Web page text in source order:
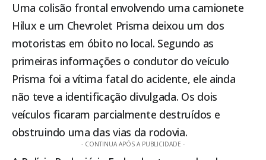
Uma colisão frontal envolvendo uma camionete
Hilux e um Chevrolet Prisma deixou um dos
motoristas em óbito no local. Segundo as
primeiras informações o condutor do veículo
Prisma foi a vítima fatal do acidente, ele ainda
não teve a identificação divulgada. Os dois
veículos ficaram parcialmente destruídos e
obstruindo uma das vias da rodovia.
- CONTINUA APÓS A PUBLICIDADE -